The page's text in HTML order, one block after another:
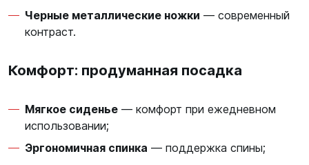
Черные металлические ножки — современный
контраст.
Комфорт: продуманная посадка
Мягкое сиденье — комфорт при ежедневном
использовании;
Эргономичная спинка — поддержка спины;